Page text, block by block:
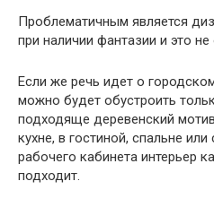
Проблематичным является
при наличии фантазии и это
Если же речь идет о
можно будет обустроить
подходяще деревенский
кухне, в гостиной, спальне
рабочего кабинета интерьер
подходит.